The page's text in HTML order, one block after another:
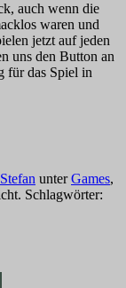
auch wenn die
waren und
jetzt auf jeden
uns den Button an
für das Spiel in
Stefan unterGames,
Schlagwörter: